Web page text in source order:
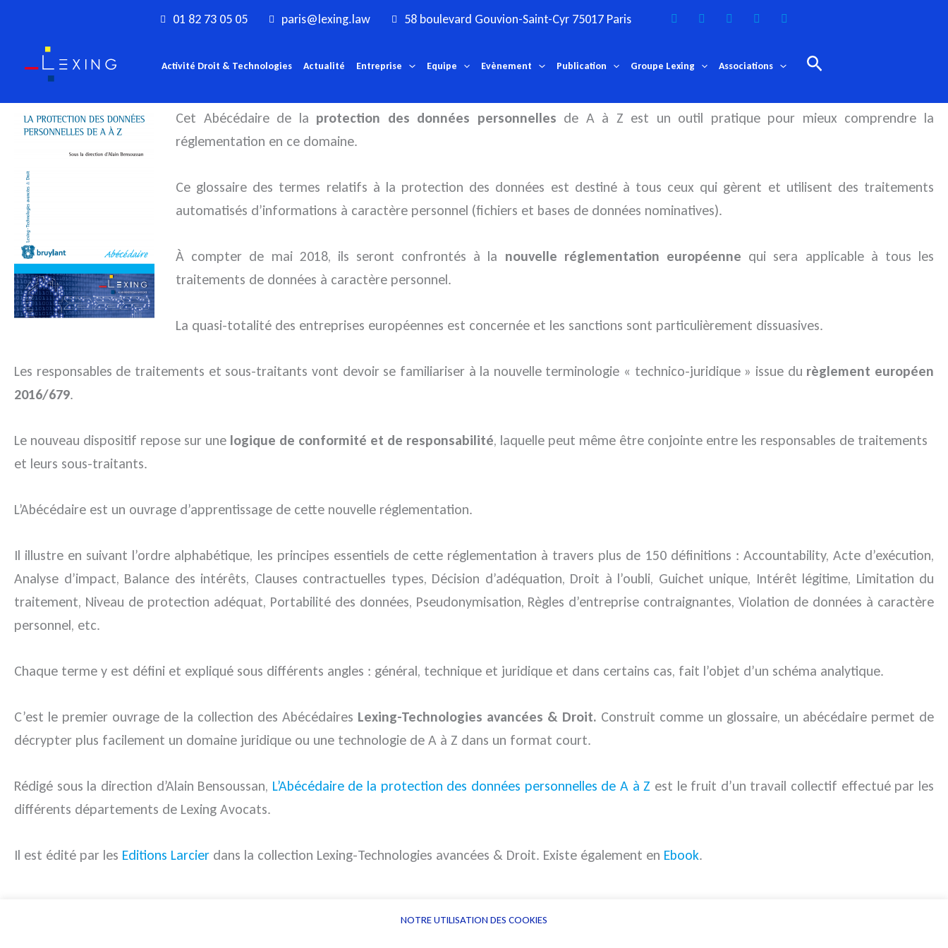
contenu
01 82 73 05 05 paris@lexing.law 58 boulevard Gouvion-Saint-Cyr 75017 Paris
Activité Droit & Technologies Actualité Entreprise Equipe Evènement Publication Groupe Lexing Associations Rechercher
Cet Abécédaire de la protection des données personnelles de A à Z est un outil pratique pour mieux comprendre la
réglementation en ce domaine.
Ce glossaire des termes relatifs à la protection des données est destiné à tous ceux qui gèrent et utilisent des traitements
automatisés d’informations à caractère personnel (fichiers et bases de données nominatives).
À compter de mai 2018, ils seront confrontés à la nouvelle réglementation européenne qui sera applicable à tous les
traitements de données à caractère personnel.
La quasi-totalité des entreprises européennes est concernée et les sanctions sont particulièrement dissuasives.
Les responsables de traitements et sous-traitants vont devoir se familiariser à la nouvelle terminologie « technico-juridique » issue du règlement européen
2016/679.
Le nouveau dispositif repose sur une logique de conformité et de responsabilité, laquelle peut même être conjointe entre les responsables de traitements
et leurs sous-traitants.
L’Abécédaire est un ouvrage d’apprentissage de cette nouvelle réglementation.
Il illustre en suivant l’ordre alphabétique, les principes essentiels de cette réglementation à travers plus de 150 définitions : Accountability, Acte d’exécution,
Analyse d’impact, Balance des intérêts, Clauses contractuelles types, Décision d’adéquation, Droit à l’oubli, Guichet unique, Intérêt légitime, Limitation du
traitement, Niveau de protection adéquat, Portabilité des données, Pseudonymisation, Règles d’entreprise contraignantes, Violation de données à caractère
personnel, etc.
Chaque terme y est défini et expliqué sous différents angles : général, technique et juridique et dans certains cas, fait l’objet d’un schéma analytique.
C’est le premier ouvrage de la collection des Abécédaires Lexing-Technologies avancées & Droit. Construit comme un glossaire, un abécédaire permet de
décrypter plus facilement un domaine juridique ou une technologie de A à Z dans un format court.
Rédigé sous la direction d’Alain Bensoussan, L’Abécédaire de la protection des données personnelles de A à Z est le fruit d’un travail collectif effectué par les
différents départements de Lexing Avocats.
Il est édité par les Editions Larcier dans la collection Lexing-Technologies avancées & Droit. Existe également en Ebook.
NOTRE UTILISATION DES COOKIES